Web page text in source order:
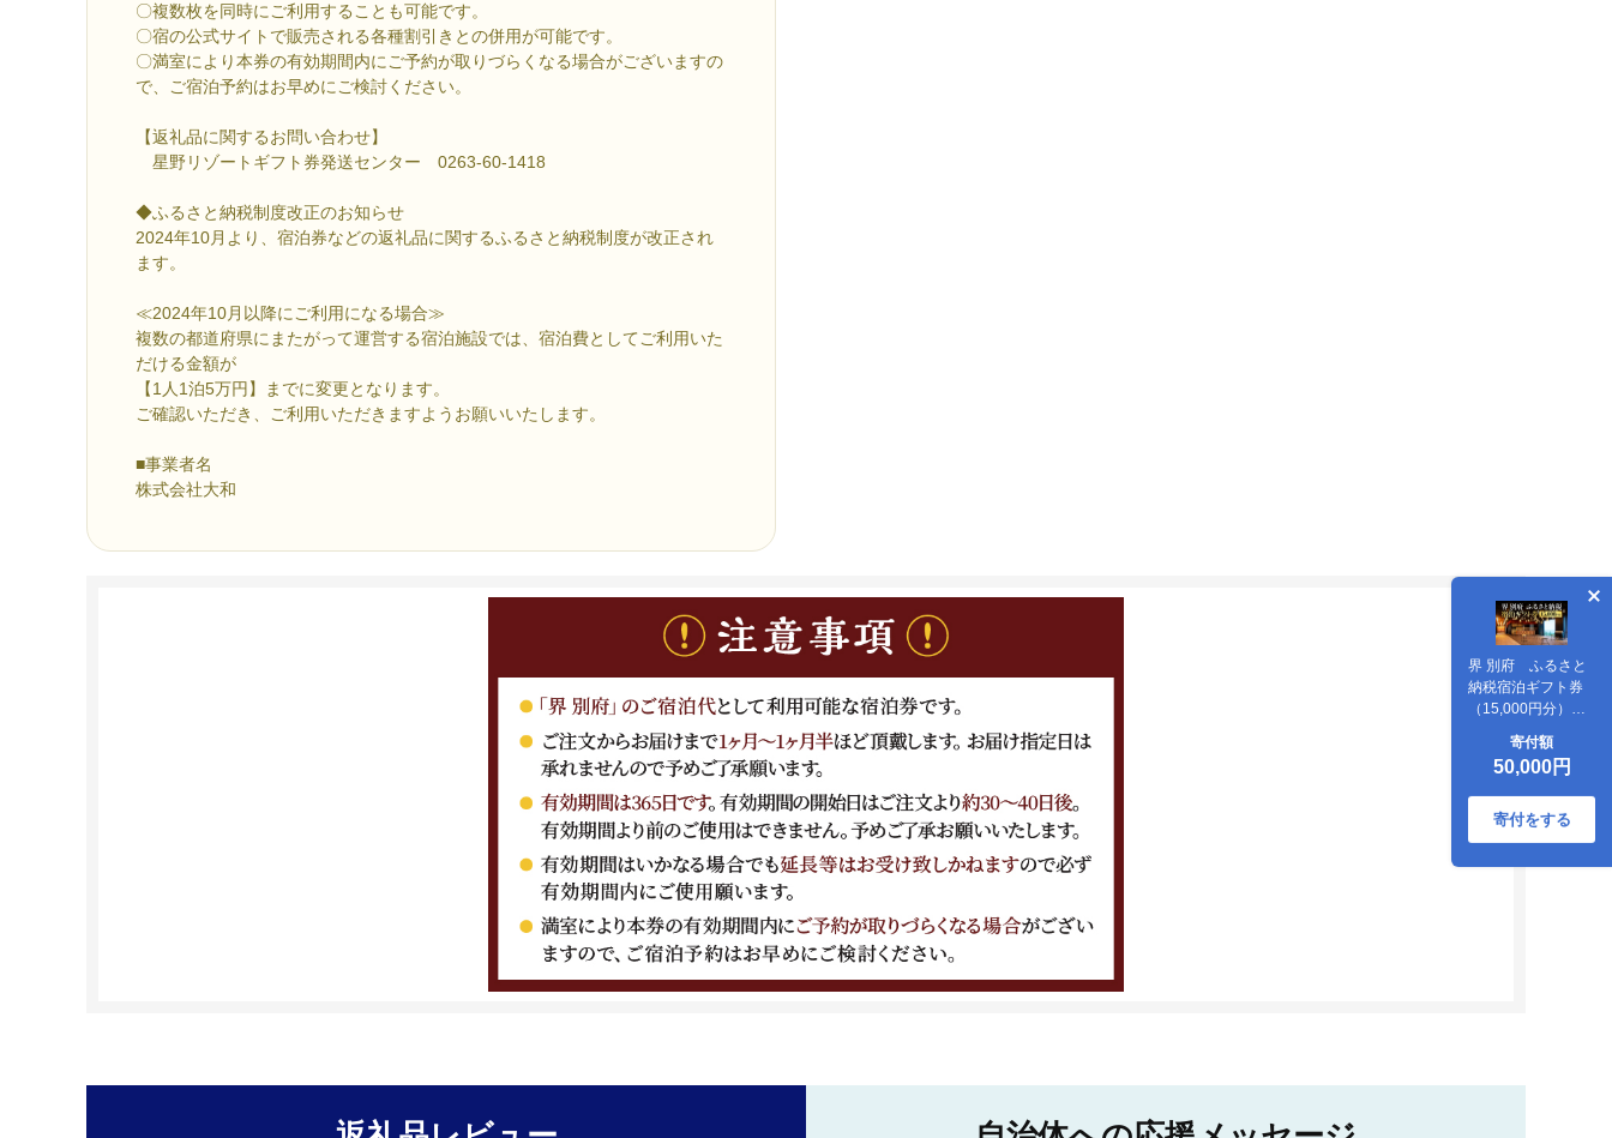
〇複数枚を同時にご利用することも可能です。
〇宿の公式サイトで販売される各種割引きとの併用が可能です。
〇満室により本券の有効期間内にご予約が取りづらくなる場合がございますの
で、ご宿泊予約はお早めにご検討ください。
【返礼品に関するお問い合わせ】
星野リゾートギフト券発送センター 0263-60-1418
◆ふるさと納税制度改正のお知らせ
2024年10月より、宿泊券などの返礼品に関するふるさと納税制度が改正され
ます。
≪2024年10月以降にご利用になる場合≫
複数の都道府県にまたがって運営する宿泊施設では、宿泊費としてご利用いた
だける金額が
【1人1泊5万円】までに変更となります。
ご確認いただき、ご利用いただきますようお願いいたします。
■事業者名
株式会社大和
界 別府 ふるさと
納税宿泊ギフト券
（15,000円分）
_B018-002
寄付額
50,000円
寄付をする